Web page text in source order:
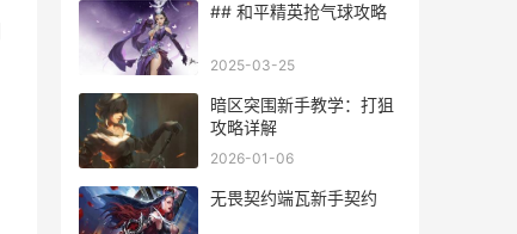
## 和平精英抢气球攻略
2025-03-25
暗区突围新手教学：打狙
攻略详解
2026-01-06
无畏契约端瓦新手契约